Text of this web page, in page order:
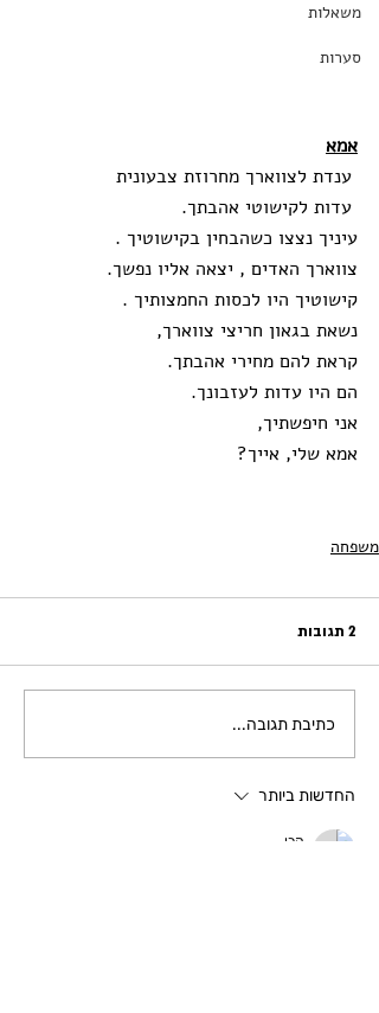
משאלות
סערות
אמא
עיניך נצצו כשהבחין בקישוטיך .
צווארך האדים , יצאה אליו נפשך.
קישוטיך היו לכסות החמצותיך .
נשאת בגאון חריצי צווארך,
קראת להם מחירי אהבתך.
הם היו עדות לעזבונך.
אני חיפשתיך,
אמא שלי, אייך?
משפחה
2 תגובות
כתיבת תגובה...
החדשות ביותר
קרן